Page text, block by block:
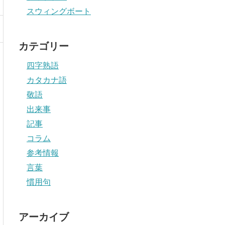
スウィングボート
カテゴリー
四字熟語
カタカナ語
敬語
出来事
記事
コラム
参考情報
言葉
慣用句
アーカイブ